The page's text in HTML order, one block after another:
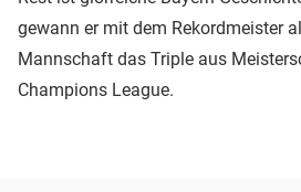
gewann er mit dem Rekordmeister
Mannschaft das Triple aus
Champions League.